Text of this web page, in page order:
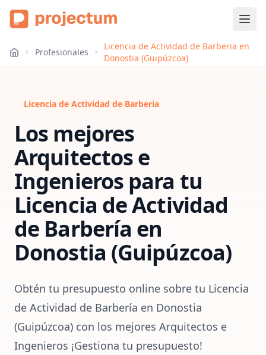
Profesionales
Licencia de Actividad de Barberia en
Donostia (Guipúzcoa)
Licencia de Actividad de Barberia
Los mejores
Arquitectos e
Ingenieros para tu
Licencia de Actividad
de Barbería en
Donostia (Guipúzcoa)
Obtén tu presupuesto online sobre tu Licencia
de Actividad de Barbería en Donostia
(Guipúzcoa) con los mejores Arquitectos e
Ingenieros ¡Gestiona tu presupuesto!